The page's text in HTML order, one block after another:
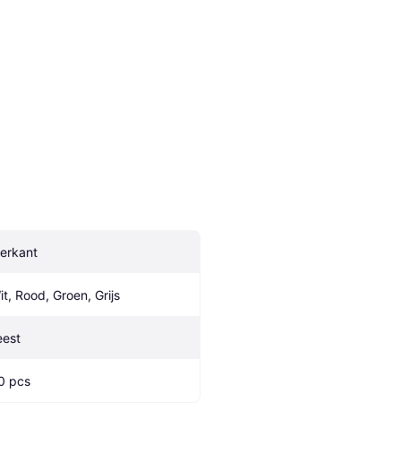
Rood, Groen, Grijs
pcs